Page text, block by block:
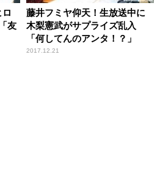
友
藤井フミヤ仰天！生放送中に
木梨憲武がサプライズ乱入
「何してんのアンタ！？」
2017.12.21